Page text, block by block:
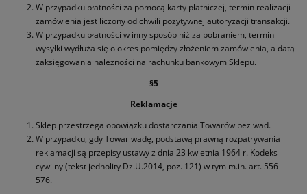
W przypadku płatności za pomocą karty płatniczej, termin realizacji
zamówienia jest liczony od chwili pozytywnej autoryzacji transakcji.
W przypadku płatności w inny sposób niż za pobraniem, termin
wysyłki wydłuża się o okres pomiędzy złożeniem zamówienia, a datą
zaksięgowania należności na rachunku bankowym Sklepu.
§5
Reklamacje
Sklep przestrzega obowiązku dostarczania Towarów bez wad.
W przypadku, gdy Towar wadę, podstawą prawną rozpatrywania
reklamacji są przepisy ustawy z dnia 23 kwietnia 1964 r. Kodeks
cywilny (tekst jednolity Dz.U.2014, poz. 121) w tym m.in. art. 556 –
576.